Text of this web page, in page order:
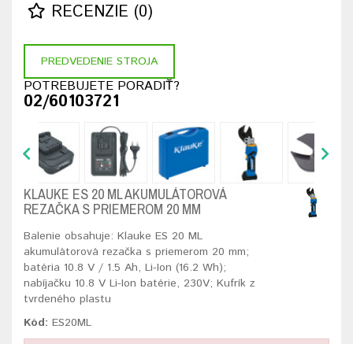
RECENZIE (0)
PREDVEDENIE STROJA
POTREBUJETE PORADIŤ?
02/60103721
KLAUKE ES 20 ML AKUMULÁTOROVÁ
REZAČKA S PRIEMEROM 20 MM
Balenie obsahuje: Klauke ES 20 ML
akumulátorová rezačka s priemerom 20 mm;
batéria 10.8 V / 1.5 Ah, Li-Ion (16.2 Wh);
nabíjačku 10.8 V Li-Ion batérie, 230V; Kufrík z
tvrdeného plastu
Kód: ES20ML